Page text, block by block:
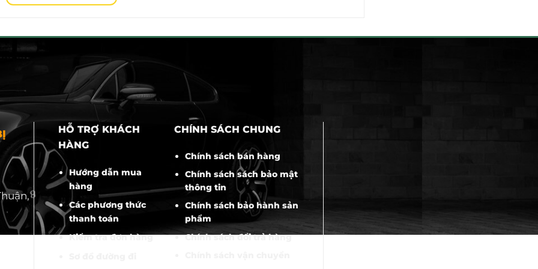
HỖ TRỢ KHÁCH
HÀNG
Hướng dẫn mua
hàng
Các phương thức
thanh toán
Kiểm tra đơn hàng
CHÍNH SÁCH CHUNG
Chính sách bán hàng
Chính sách sách bảo mật
thông tin
Chính sách bảo hành sản
phẩm
Chính sách đổi trả hàng